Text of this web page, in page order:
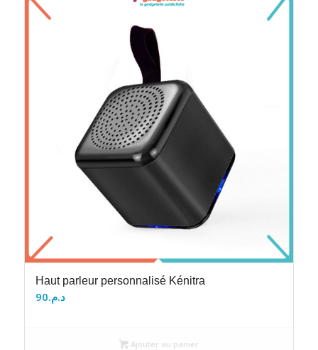
Haut parleur personnalisé Kénitra
د.م.90
Ajouter au panier